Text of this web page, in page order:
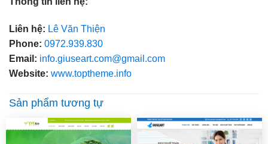
Liên hệ: Lê Văn Thiện
Phone: 0972.939.830
Email: info.giuseart.com@gmail.com
Website: www.toptheme.info
Sản phẩm tương tự